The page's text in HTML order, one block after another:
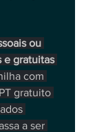
ou
e gratuitas
com
gratuito
a ser